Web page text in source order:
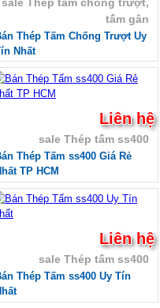
giá
ván
tấm gân
Thép Tấm Chống Trượt Uy
Nhất
Liên hệ
sale Thép tấm ss400
Thép Tấm ss400 Giá Rẻ
TP HCM
Liên hệ
sale Thép tấm ss400
Thép Tấm ss400 Uy Tín